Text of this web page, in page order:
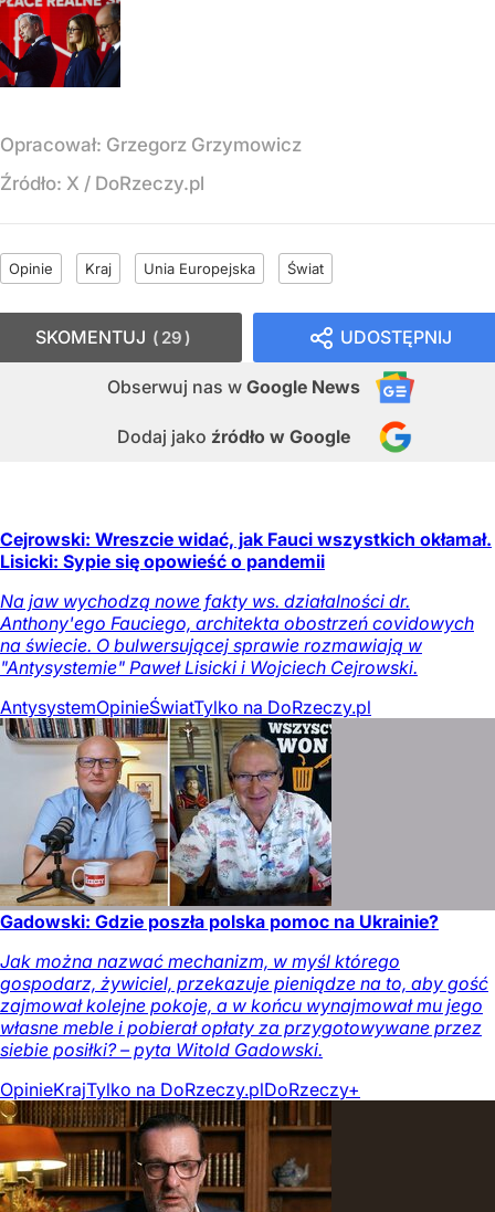
Opracował: Grzegorz Grzymowicz
Źródło: X / DoRzeczy.pl
Opinie Kraj Unia Europejska Świat
UDOSTĘPNIJ
Obserwuj nas w Google News
Dodaj jako źródło w Google
SKOMENTUJ 29
Cejrowski: Wreszcie widać, jak Fauci wszystkich okłamał.
Lisicki: Sypie się opowieść o pandemii
Na jaw wychodzą nowe fakty ws. działalności dr.
Anthony'ego Fauciego, architekta obostrzeń covidowych
na świecie. O bulwersującej sprawie rozmawiają w
"Antysystemie" Paweł Lisicki i Wojciech Cejrowski.
AntysystemOpinieŚwiatTylko na DoRzeczy.pl
Gadowski: Gdzie poszła polska pomoc na Ukrainie?
Jak można nazwać mechanizm, w myśl którego
gospodarz, żywiciel, przekazuje pieniądze na to, aby gość
zajmował kolejne pokoje, a w końcu wynajmował mu jego
własne meble i pobierał opłaty za przygotowywane przez
siebie posiłki? – pyta Witold Gadowski.
OpinieKrajTylko na DoRzeczy.plDoRzeczy+